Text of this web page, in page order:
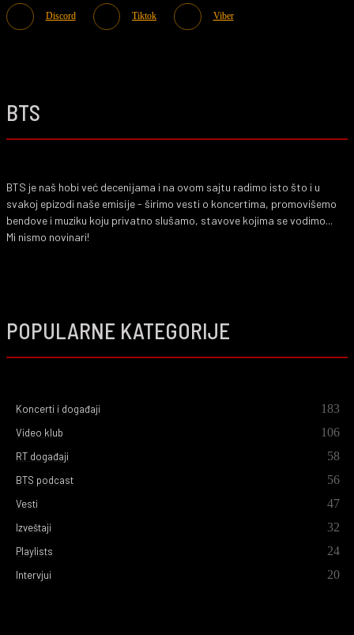
Discord Tiktok Viber
BTS
BTS je naš hobi već decenijama i na ovom sajtu radimo isto što i u
svakoj epizodi naše emisije - širimo vesti o koncertima, promovišemo
bendove i muziku koju privatno slušamo, stavove kojima se vodimo...
Mi nismo novinari!
POPULARNE KATEGORIJE
Koncerti i događaji 183
Video klub 106
RT događaji 58
BTS podcast 56
Vesti 47
Izveštaji 32
Playlists 24
Intervjui 20